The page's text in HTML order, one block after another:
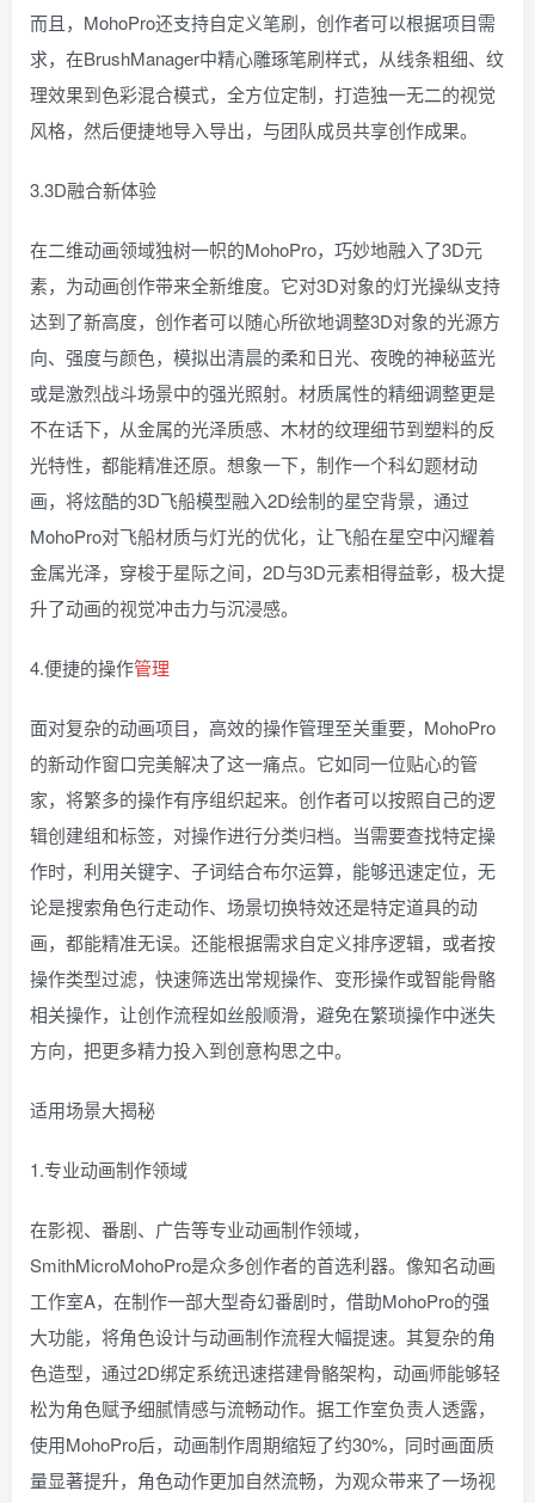
而且，MohoPro还支持自定义笔刷，创作者可以根据项目需
求，在BrushManager中精心雕琢笔刷样式，从线条粗细、纹
理效果到色彩混合模式，全方位定制，打造独一无二的视觉
风格，然后便捷地导入导出，与团队成员共享创作成果。
3.3D融合新体验
在二维动画领域独树一帜的MohoPro，巧妙地融入了3D元
素，为动画创作带来全新维度。它对3D对象的灯光操纵支持
达到了新高度，创作者可以随心所欲地调整3D对象的光源方
向、强度与颜色，模拟出清晨的柔和日光、夜晚的神秘蓝光
或是激烈战斗场景中的强光照射。材质属性的精细调整更是
不在话下，从金属的光泽质感、木材的纹理细节到塑料的反
光特性，都能精准还原。想象一下，制作一个科幻题材动
画，将炫酷的3D飞船模型融入2D绘制的星空背景，通过
MohoPro对飞船材质与灯光的优化，让飞船在星空中闪耀着
金属光泽，穿梭于星际之间，2D与3D元素相得益彰，极大提
升了动画的视觉冲击力与沉浸感。
4.便捷的操作管理
面对复杂的动画项目，高效的操作管理至关重要，MohoPro
的新动作窗口完美解决了这一痛点。它如同一位贴心的管
家，将繁多的操作有序组织起来。创作者可以按照自己的逻
辑创建组和标签，对操作进行分类归档。当需要查找特定操
作时，利用关键字、子词结合布尔运算，能够迅速定位，无
论是搜索角色行走动作、场景切换特效还是特定道具的动
画，都能精准无误。还能根据需求自定义排序逻辑，或者按
操作类型过滤，快速筛选出常规操作、变形操作或智能骨骼
相关操作，让创作流程如丝般顺滑，避免在繁琐操作中迷失
方向，把更多精力投入到创意构思之中。
适用场景大揭秘
1.专业动画制作领域
在影视、番剧、广告等专业动画制作领域，
SmithMicroMohoPro是众多创作者的首选利器。像知名动画
工作室A，在制作一部大型奇幻番剧时，借助MohoPro的强
大功能，将角色设计与动画制作流程大幅提速。其复杂的角
色造型，通过2D绑定系统迅速搭建骨骼架构，动画师能够轻
松为角色赋予细腻情感与流畅动作。据工作室负责人透露，
使用MohoPro后，动画制作周期缩短了约30%，同时画面质
量显著提升，角色动作更加自然流畅，为观众带来了一场视